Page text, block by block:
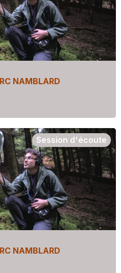
NAMBLARD
NAMBLARD
Session d'écoute